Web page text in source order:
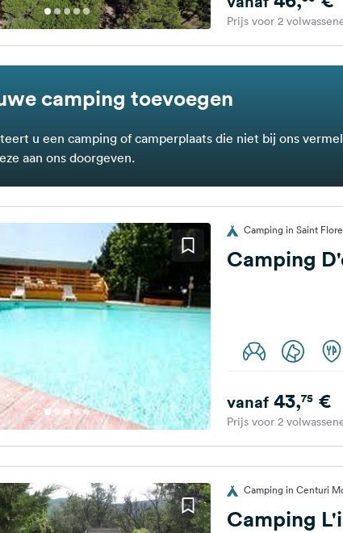
Prijs voor 2
camping toevoegen
u een camping of camperplaats die niet bij ons
aan ons doorgeven.
Camping in Saint
Camping
vanaf43,75€
Prijs voor 2
Camping in Centuri
Camping